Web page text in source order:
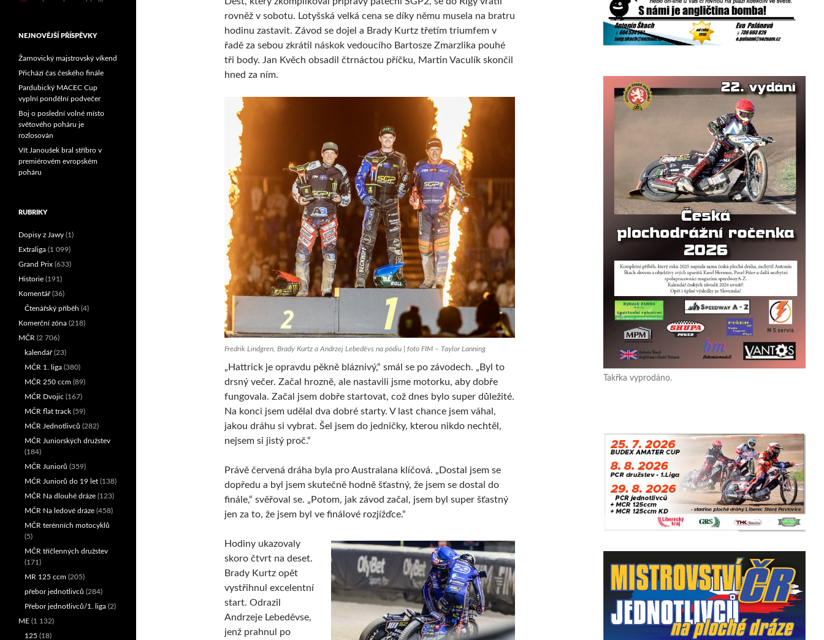
rovněž v sobotu. Lotyšská velká cena se díky němu musela na bratru
hodinu zastavit. Závod se dojel a Brady Kurtz třetím triumfem v
řadě za sebou zkrátil náskok vedoucího Bartosze Zmarzlika pouhé
tři body. Jan Kvěch obsadil čtrnáctou příčku, Martin Vaculík skončil
hned za ním.
Fredrik Lindgren, Brady Kurtz a Andrzej Lebeděvs na pódiu | foto FIM – Taylor Lanning
„Hattrick je opravdu pěkně bláznivý,“ smál se po závodech. „Byl to
drsný večer. Začal hrozně, ale nastavili jsme motorku, aby dobře
fungovala. Začal jsem dobře startovat, což dnes bylo super důležité.
Na konci jsem udělal dva dobré starty. V last chance jsem váhal,
jakou dráhu si vybrat. Šel jsem do jedničky, kterou nikdo nechtěl,
nejsem si jistý proč.“
Právě červená dráha byla pro Australana klíčová. „Dostal jsem se
dopředu a byl jsem skutečně hodně šťastný, že jsem se dostal do
finále,“ svěřoval se. „Potom, jak závod začal, jsem byl super šťastný
jen za to, že jsem byl ve finálové rozjížďce.“
Hodiny ukazovaly
skoro čtvrt na deset.
Brady Kurtz opět
vystřihnul excelentní
start. Odrazil
Andrzeje Lebeděvse,
jenž prahnul po
Takřka vyprodáno.
NEJNOVĚJŠÍ PŘÍSPĚVKY
Žarnovický majstrovský víkend
Přichází čas českého finále
Pardubický MACEC Cup
vyplní pondělní podvečer
Boj o poslední volné místo
světového poháru je
rozlosován
Vít Janoušek bral stříbro v
premiérovém evropském
poháru
RUBRIKY
Dopisy z Jawy (1)
Extraliga (1 099)
Grand Prix (633)
Historie (191)
Komentář(36)
Čtenářský příběh (4)
Komerční zóna (218)
MČR (2 706)
kalendář(23)
MČR 1. liga (380)
MČR 250 ccm (89)
MČR Dvojic (167)
MČR flat track (59)
MČR Jednotlivců (282)
MČR Juniorských družstev
(184)
MČR Juniorů (359)
MČR Juniorů do 19 let (138)
MČR Na dlouhé dráze (123)
MČR Na ledové dráze (458)
MČR terénních motocyklů
(5)
MČR tříčlenných družstev
(171)
MR 125 ccm (205)
přebor jednotlivců (284)
Přebor jednotlivců/1. liga (2)
ME (1 132)
125 (18)